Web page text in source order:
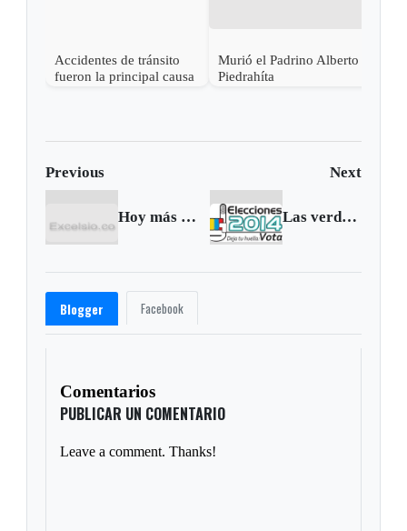
Accidentes de tránsito
fueron la principal causa
Murió el Padrino Alberto
Piedrahíta
Previous Next
Hoy más que nunca, en Venezuela… “el riesgo, es que te pueden matar” Las verdades del voto en blanco
Blogger Facebook
Comentarios
PUBLICAR UN COMENTARIO
Leave a comment. Thanks!